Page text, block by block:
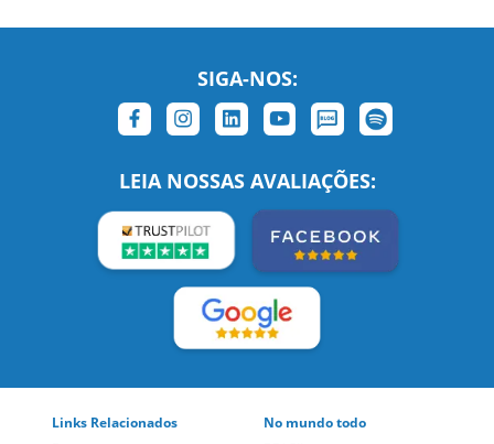
SIGA-NOS:
LEIA NOSSAS AVALIAÇÕES:
Links Relacionados
No mundo todo